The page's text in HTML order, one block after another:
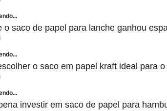
o saco de papel para lanche ganhou
o saco em papel kraft ideal para
investir em saco de papel para